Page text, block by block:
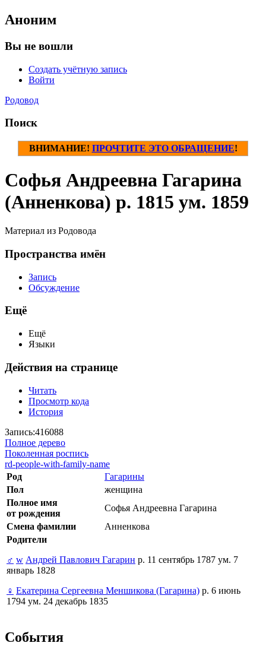
Аноним
Вы не вошли
Создать учётную запись
Войти
Родовод
Поиск
ВНИМАНИЕ! ПРОЧТИТЕ ЭТО ОБРАЩЕНИЕ!
Софья Андреевна Гагарина
(Анненкова) р. 1815 ум. 1859
Материал из Родовода
Пространства имён
Запись
Обсуждение
Ещё
Ещё
Языки
Действия на странице
Читать
Просмотр кода
История
Запись:416088
Полное дерево
Поколенная роспись
rd-people-with-family-name
Род
Гагарины
Пол
женщина
Полное имя
от рождения
Софья Андреевна Гагарина
Смена фамилии
Анненкова
Родители
♂ w Андрей Павлович Гагарин р. 11 сентябрь 1787 ум. 7
январь 1828
♀ Екатерина Сергеевна Меншикова (Гагарина) р. 6 июнь
1794 ум. 24 декабрь 1835
События